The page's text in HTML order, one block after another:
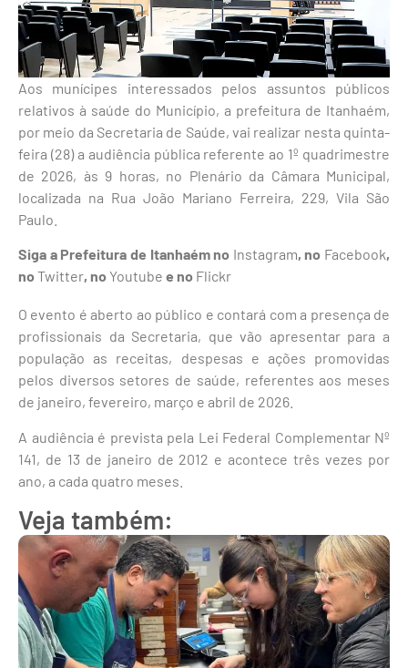
Aos munícipes interessados pelos assuntos públicos
relativos à saúde do Município, a prefeitura de Itanhaém,
por meio da Secretaria de Saúde, vai realizar nesta quinta-
feira (28) a audiência pública referente ao 1º quadrimestre
de 2026, às 9 horas, no Plenário da Câmara Municipal,
localizada na Rua João Mariano Ferreira, 229, Vila São
Paulo.
Siga a Prefeitura de Itanhaém no Instagram, no Facebook,
noTwitter, noYoutube e no Flickr
O evento é aberto ao público e contará com a presença de
profissionais da Secretaria, que vão apresentar para a
população as receitas, despesas e ações promovidas
pelos diversos setores de saúde, referentes aos meses
de janeiro, fevereiro, março e abril de 2026.
A audiência é prevista pela Lei Federal Complementar Nº
141, de 13 de janeiro de 2012 e acontece três vezes por
ano, a cada quatro meses.
Veja também: